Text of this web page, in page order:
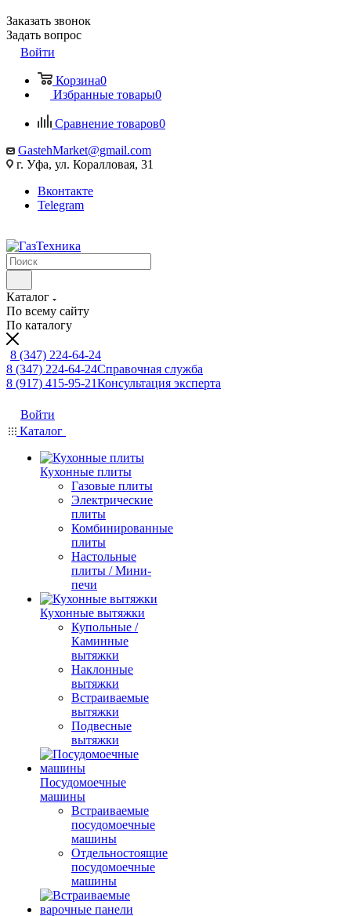
Заказать звонок
Задать вопрос
Войти
Корзина0
Избранные товары0
Сравнение товаров0
GastehMarket@gmail.com
г. Уфа, ул. Коралловая, 31
Вконтакте
Telegram
Каталог
По всему сайту
По каталогу
8 (347) 224-64-24
8 (347) 224-64-24Справочная служба
8 (917) 415-95-21Консультация эксперта
Войти
Каталог
Кухонные плиты
Газовые плиты
Электрические
плиты
Комбинированные
плиты
Настольные
плиты / Мини-
печи
Кухонные вытяжки
Купольные /
Каминные
вытяжки
Наклонные
вытяжки
Встраиваемые
вытяжки
Подвесные
вытяжки
Посудомоечные
машины
Встраиваемые
посудомоечные
машины
Отдельностоящие
посудомоечные
машины